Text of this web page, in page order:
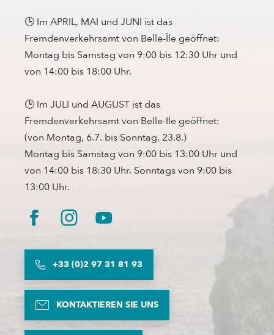
🕒 Im APRIL, MAI und JUNI ist das
Fremdenverkehrsamt von Belle-Île geöffnet:
Montag bis Samstag von 9:00 bis 12:30 Uhr und
von 14:00 bis 18:00 Uhr.
🕒 Im JULI und AUGUST ist das
Fremdenverkehrsamt von Belle-Ile geöffnet:
(von Montag, 6.7. bis Sonntag, 23.8.)
Montag bis Samstag von 9:00 bis 13:00 Uhr und
von 14:00 bis 18:30 Uhr. Sonntags von 9:00 bis
13:00 Uhr.
+33 (0)2 97 31 81 93
KONTAKTIEREN SIE UNS